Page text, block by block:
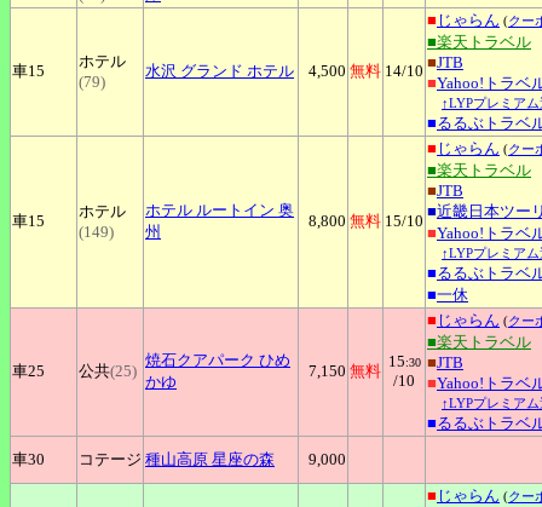
車15
ホテル
(79)
水沢 グランド ホテル 4,500 無料 14/10
■ じゃらん (クー
■楽天トラベル
■JTB
■Yahoo!トラベ
↑LYPプレミア
■るるぶトラベ
車15
ホテル
(149)
ホテル ルートイン 奥
州
8,800 無料 15/10
■ じゃらん (クー
■楽天トラベル
■JTB
■近畿日本ツー
■Yahoo!トラベ
↑LYPプレミア
■るるぶトラベ
■一休
車25 公共(25)
焼石クアパーク ひめ
かゆ
7,150 無料
15:30
/10
■ じゃらん (クー
■楽天トラベル
■JTB
■Yahoo!トラベ
↑LYPプレミア
■るるぶトラベ
車30
コテージ 種山高原 星座の森 9,000
■ じゃらん (クー